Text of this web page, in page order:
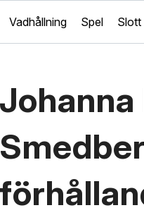
Vadhållning Spel Slott